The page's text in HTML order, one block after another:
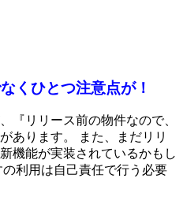
くひとつ注意点が！
『リリース前の物件なので、
あります。 また、まだリリ
機能が実装されているかもし
利用は自己責任で行う必要